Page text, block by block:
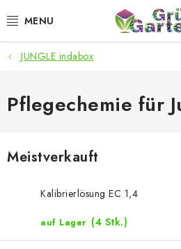
Inhalt
ANGEBOTE
LED PFLANZENLAMPEN
SMARTER GARTEN
JUNGLE indabox
Pflegechemie für
Meistverkauft
Kalibrierlösung EC 1,4
auf Lager (4 Stk.)